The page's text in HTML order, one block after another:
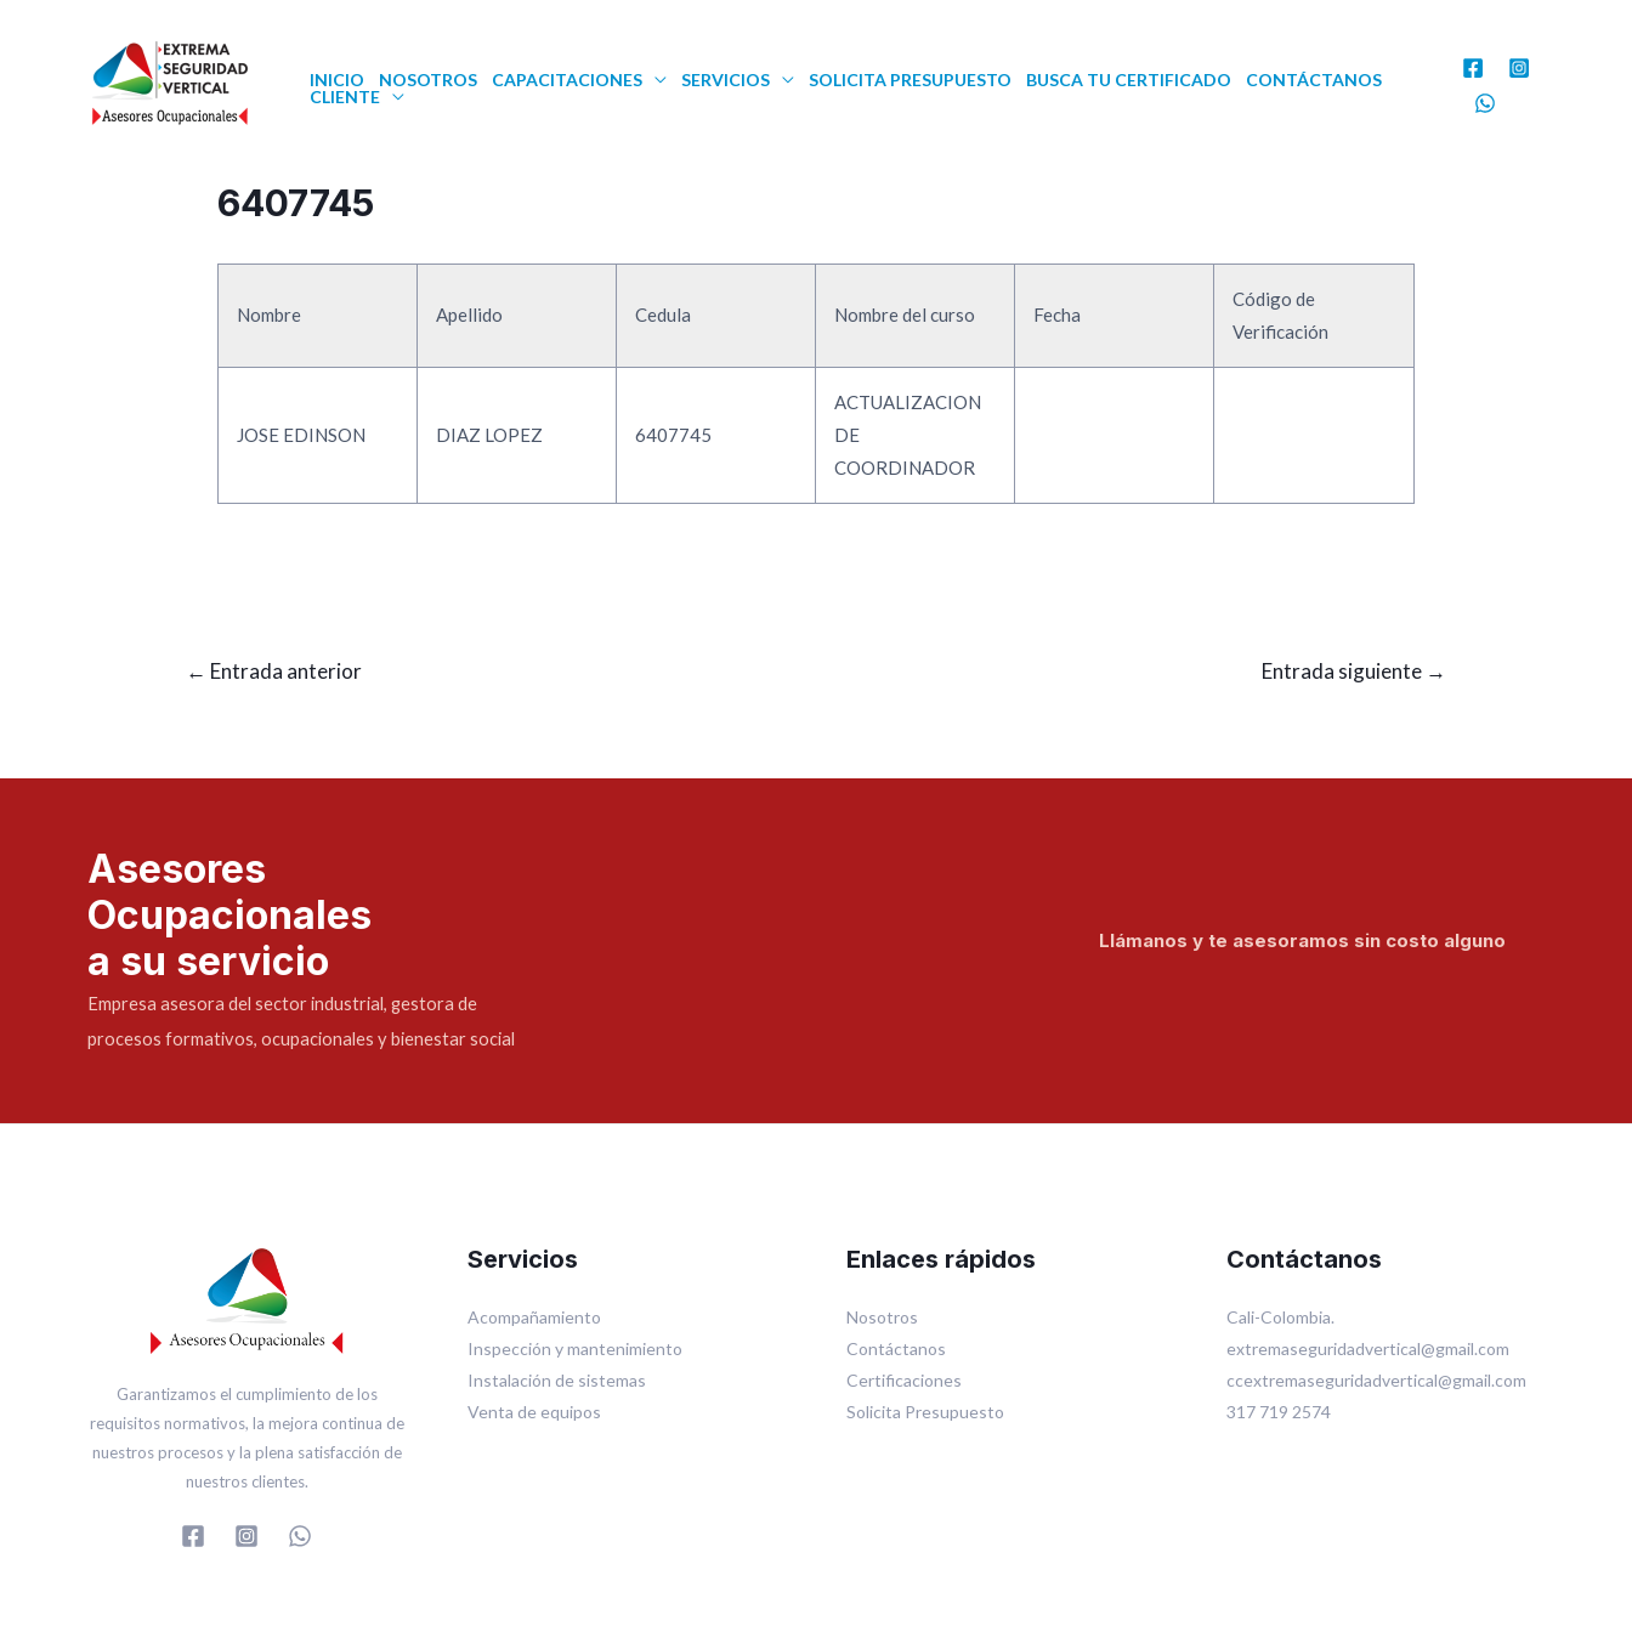
INICIO NOSOTROS CAPACITACIONES SERVICIOS SOLICITA PRESUPUESTO BUSCA TU CERTIFICADO
CONTÁCTANOS
CLIENTE
6407745
Nombre Apellido Cedula Nombre del curso Fecha
Código de
Verificación
JOSE EDINSON DIAZ LOPEZ 6407745
ACTUALIZACION
DE
COORDINADOR
← Entrada anterior Entrada siguiente →
Asesores
Ocupacionales
a su servicio
Empresa asesora del sector industrial, gestora de
procesos formativos, ocupacionales y bienestar social
Llámanos y te asesoramos sin costo alguno
Garantizamos el cumplimiento de los
requisitos normativos, la mejora continua de
nuestros procesos y la plena satisfacción de
nuestros clientes.
Servicios
Acompañamiento
Inspección y mantenimiento
Instalación de sistemas
Venta de equipos
Enlaces rápidos
Nosotros
Contáctanos
Certificaciones
Solicita Presupuesto
Contáctanos
Cali-Colombia.
extremaseguridadvertical@gmail.com
ccextremaseguridadvertical@gmail.com
317 719 2574